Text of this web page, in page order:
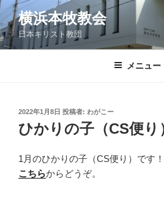
コ
ン
テ
ン
横浜本牧教会
日本キリスト教団
メニュー
投
稿
日:
2022年1月8日 投稿者: わがこー
ひかりの子（CS便り
1月のひかりの子（CS便り）です！
こちらからどうぞ。